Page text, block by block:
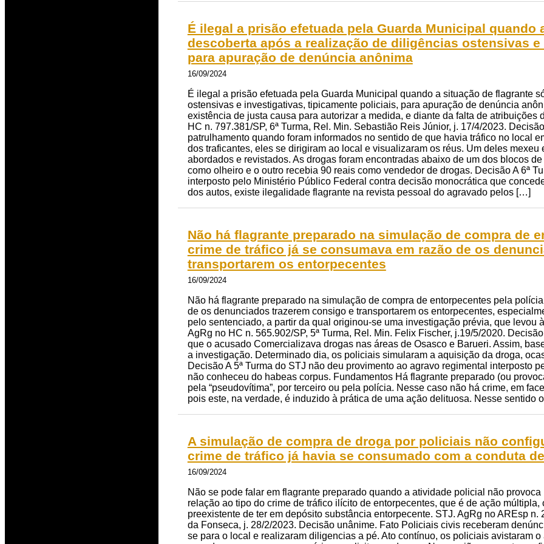
É ilegal a prisão efetuada pela Guarda Municipal quando
descoberta após a realização de diligências ostensivas
para apuração de denúncia anônima
16/09/2024
É ilegal a prisão efetuada pela Guarda Municipal quando a situação de flagrante
ostensivas e investigativas, tipicamente policiais, para apuração de denúncia
existência de justa causa para autorizar a medida, e diante da falta de
HC n. 797.381/SP, 6ª Turma, Rel. Min. Sebastião Reis Júnior, j. 17/4/2023.
patrulhamento quando foram informados no sentido de que havia tráfico no local
dos traficantes, eles se dirigiram ao local e visualizaram os réus. Um deles
abordados e revistados. As drogas foram encontradas abaixo de um dos blocos
como olheiro e o outro recebia 90 reais como vendedor de drogas. Decisão A 6ª
interposto pelo Ministério Público Federal contra decisão monocrática que
dos autos, existe ilegalidade flagrante na revista pessoal do agravado pelos […]
Não há flagrante preparado na simulação de compra de
crime de tráfico já se consumava em razão de os
transportarem os entorpecentes
16/09/2024
Não há flagrante preparado na simulação de compra de entorpecentes pela
de os denunciados trazerem consigo e transportarem os entorpecentes,
pelo sentenciado, a partir da qual originou-se uma investigação prévia, que levou
AgRg no HC n. 565.902/SP, 5ª Turma, Rel. Min. Felix Fischer, j.19/5/2020.
que o acusado Comercializava drogas nas áreas de Osasco e Barueri. Assim,
a investigação. Determinado dia, os policiais simularam a aquisição da droga,
Decisão A 5ª Turma do STJ não deu provimento ao agravo regimental interposto
não conheceu do habeas corpus. Fundamentos Há flagrante preparado (ou
pela “pseudovítima”, por terceiro ou pela polícia. Nesse caso não há crime, em
pois este, na verdade, é induzido à prática de uma ação delituosa. Nesse sentido
A simulação de compra de droga por policiais não
crime de tráfico já havia se consumado com a conduta
16/09/2024
Não se pode falar em flagrante preparado quando a atividade policial não
relação ao tipo do crime de tráfico ilícito de entorpecentes, que é de ação
preexistente de ter em depósito substância entorpecente. STJ. AgRg no AREsp
da Fonseca, j. 28/2/2023. Decisão unânime. Fato Policiais civis receberam
se para o local e realizaram diligencias a pé. Ato contínuo, os policiais avistaram